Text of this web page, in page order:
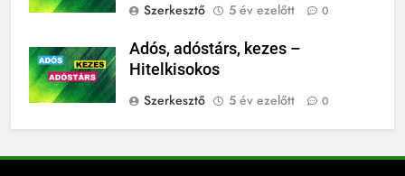
Szerkesztő
5 év ezelőtt 0
Adós, adóstárs, kezes –
Hitelkisokos
Szerkesztő
5 év ezelőtt 0